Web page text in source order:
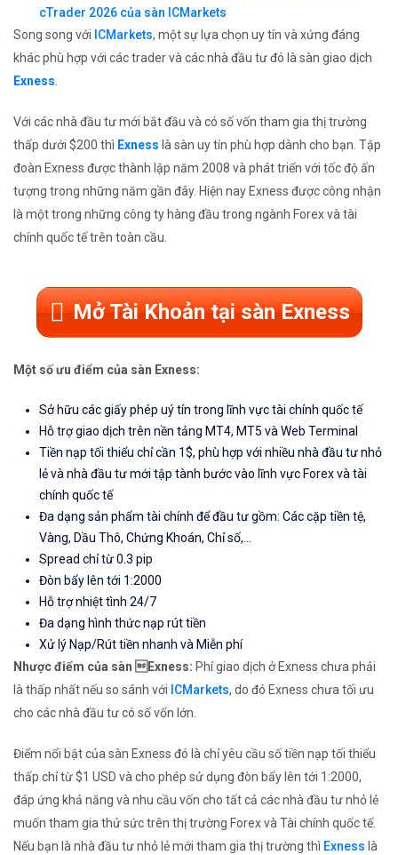
cTrader 2026 của sàn ICMarkets
Song song với ICMarkets, một sự lựa chọn uy tín và xứng đáng
khác phù hợp với các trader và các nhà đầu tư đó là sàn giao dịch
Exness.
Với các nhà đầu tư mới bắt đầu và có số vốn tham gia thị trường
thấp dưới $200 thì Exness là sàn uy tín phù hợp dành cho bạn. Tập
đoàn Exness được thành lập năm 2008 và phát triển với tốc độ ấn
tượng trong những năm gần đây. Hiện nay Exness được công nhận
là một trong những công ty hàng đầu trong ngành Forex và tài
chính quốc tế trên toàn cầu.
Mở Tài Khoản tại sàn Exness
Một số ưu điểm của sàn Exness:
Sở hữu các giấy phép uý tín trong lĩnh vực tài chính quốc tế
Hỗ trợ giao dịch trên nền tảng MT4, MT5 và Web Terminal
Tiền nạp tối thiểu chỉ cần 1$, phù hợp với nhiều nhà đầu tư nhỏ
lẻ và nhà đầu tư mới tập tành bước vào lĩnh vực Forex và tài
chính quốc tế
Đa dạng sản phẩm tài chính để đầu tư gồm: Các cặp tiền tệ,
Vàng, Dầu Thô, Chứng Khoán, Chỉ số,...
Spread chỉ từ 0.3 pip
Đòn bẩy lên tới 1:2000
Hỗ trợ nhiệt tình 24/7
Đa dạng hình thức nạp rút tiền
Xử lý Nạp/Rút tiền nhanh và Miễn phí
Nhược điểm của sàn Exness: Phí giao dịch ở Exness chưa phải
là thấp nhất nếu so sánh với ICMarkets, do đó Exness chưa tối ưu
cho các nhà đầu tư có số vốn lớn.
Điểm nổi bật của sàn Exness đó là chỉ yêu cầu số tiền nạp tối thiểu
thấp chỉ từ $1 USD và cho phép sử dụng đòn bẩy lên tới 1:2000,
đáp ứng khả năng và nhu cầu vốn cho tất cả các nhà đầu tư nhỏ lẻ
muốn tham gia thử sức trên thị trường Forex và Tài chính quốc tế.
Nếu bạn là nhà đầu tư nhỏ lẻ mới tham gia thị trường thì Exness là